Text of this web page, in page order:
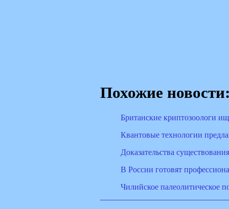
Похожие
Британские криптозоологи
Квантовые технологии
Доказательства
В России готовят
Чилийское палеолитическое